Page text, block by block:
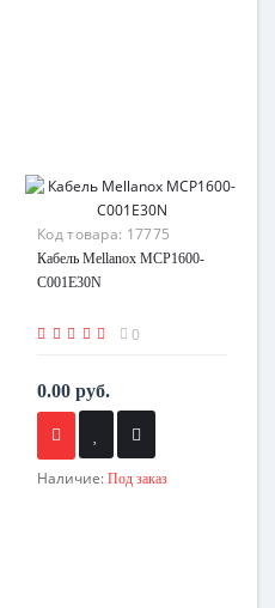
Код товара: 17775
Кабель Mellanox MCP1600-
C001E30N
0
0.00 руб.
Наличие: Под заказ